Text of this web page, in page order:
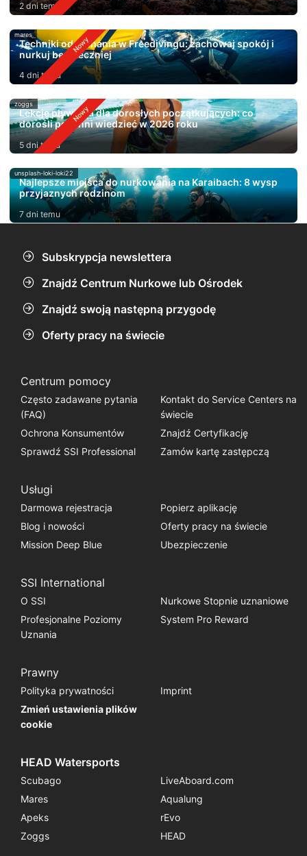
2 dni temu
mares
Techniki oddychania w Freedivingu: zachowaj spokój i
nurkuj bezpieczniej
4 dni temu
zoggs
Lekcje pływania dla dorosłych początkujących: co
dorośli powinni wiedzieć w 2026 roku
5 dni temu
unsplash-loki-loki22
Najlepsze miejsca do nurkowania na Karaibach: 8 wysp
przyjaznych rodzinom
7 dni temu
Subskrypcja newslettera
Znajdź Centrum Nurkowe lub Ośrodek
Znajdź swoją następną przygodę
Oferty pracy na świecie
Centrum pomocy
Często zadawane pytania
(FAQ)
Kontakt do Service Centers na
świecie
Ochrona Konsumentów
Znajdź Certyfikację
Sprawdź SSI Professional
Zamów kartę zastępczą
Usługi
Darmowa rejestracja
Popierz aplikację
Blog i nowości
Oferty pracy na świecie
Mission Deep Blue
Ubezpieczenie
SSI International
O SSI
Nurkowe Stopnie uznaniowe
Profesjonalne Poziomy
Uznania
System Pro Reward
Prawny
Polityka prywatności
Imprint
Zmień ustawienia plików
cookie
HEAD Watersports
Scubago
LiveAboard.com
Mares
Aqualung
Apeks
rEvo
Zoggs
HEAD